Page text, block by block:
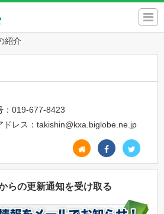
紹介
：019-677-8423
ドレス：takishin@kxa.biglobe.ne.jp
らの更新通知を受け取る